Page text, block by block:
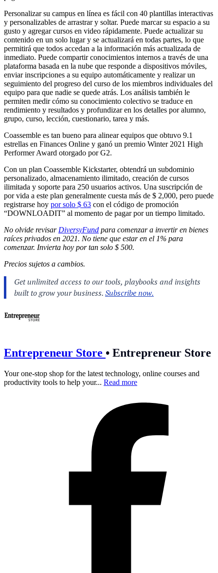
Personalizar su campus en línea es fácil con 40 plantillas interactivas
y personalizables de arrastrar y soltar. Puede marcar su espacio a su
gusto y agregar cursos en video rápidamente. Puede actualizar su
contenido en un solo lugar y se actualizará en todas partes, lo que
permitirá que todos accedan a la información más actualizada de
inmediato. Puede compartir conocimientos internos a través de una
plataforma basada en la nube que responde a dispositivos móviles,
enviar inscripciones a su equipo automáticamente y realizar un
seguimiento del progreso del curso de los miembros individuales del
equipo para que nadie se quede atrás. Los análisis también le
permiten medir cómo su conocimiento colectivo se traduce en
rendimiento y resultados y profundizar en los detalles por alumno,
grupo, curso, lección, cuestionario, tarea y más.
Coassemble es tan bueno para alinear equipos que obtuvo 9.1
estrellas en Finances Online y ganó un premio Winter 2021 High
Performer Award otorgado por G2.
Con un plan Coassemble Kickstarter, obtendrá un subdominio
personalizado, almacenamiento ilimitado, creación de cursos
ilimitada y soporte para 250 usuarios activos. Una suscripción de
por vida a este plan generalmente cuesta más de $ 2,000, pero puede
registrarse hoy por solo $ 63 con el código de promoción
“DOWNLOADIT” al momento de pagar por un tiempo limitado.
No olvide revisar DiversyFund para comenzar a invertir en bienes
raíces privados en 2021. No tiene que estar en el 1% para
comenzar. Invierta hoy por tan solo $ 500.
Precios sujetos a cambios.
Entrepreneur Store • Entrepreneur Store
Your one-stop shop for the latest technology, online courses and
productivity tools to help your... Read more